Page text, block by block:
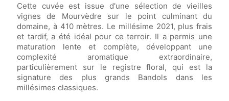
Cette cuvée est issue d'une sélection de vieilles
vignes de Mourvèdre sur le point culminant du
domaine, à 410 mètres. Le millésime 2021, plus frais
et tardif, a été idéal pour ce terroir. Il a permis une
maturation lente et complète, développant une
complexité aromatique extraordinaire,
particulièrement sur le registre floral, qui est la
signature des plus grands Bandols dans les
millésimes classiques.